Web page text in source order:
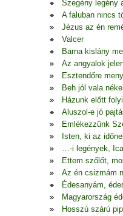
Szegény legény
A faluban nincs
Jézus az én
Valcer
Barna kislány
Az angyalok
Esztendőre
Beh jól vala
Házunk előtt
Aluszol-e jó
Emlékezzünk
Isten, ki az
…-i legények,
Ettem szőlőt,
Az én csizmám
Édesanyám,
Magyarország
Hosszú szárú